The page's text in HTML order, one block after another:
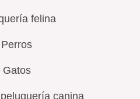
felina
Perros
Gatos
canina